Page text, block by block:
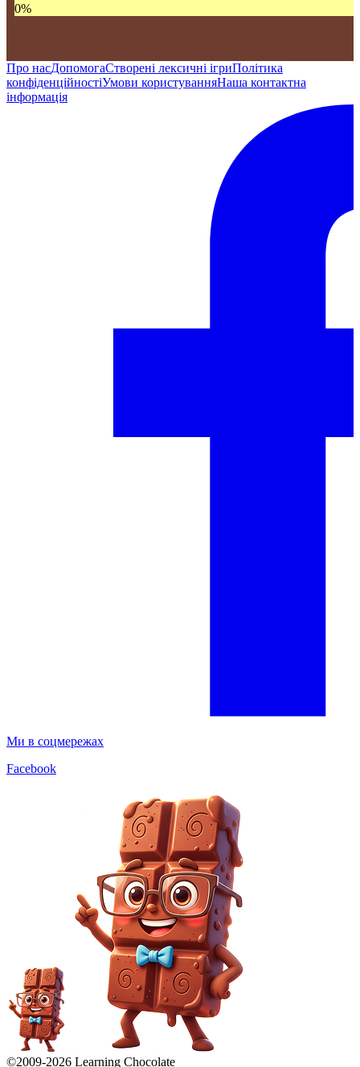
0%
Про насДопомогаСтворені лексичні ігриПолітика
конфіденційностіУмови користуванняНаша контактна
інформація
Ми в соцмережах
Facebook
©2009-2026 Learning Chocolate